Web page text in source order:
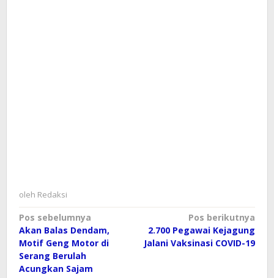
oleh Redaksi
Navigasi
pos
Pos sebelumnya
Akan Balas Dendam,
Motif Geng Motor di
Serang Berulah
Acungkan Sajam
Pos berikutnya
2.700 Pegawai Kejagung
Jalani Vaksinasi COVID-19